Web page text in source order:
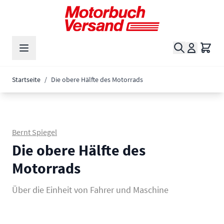
Zum Inhalt springen
Suche
Startseite / Die obere Hälfte des Motorrads
Bernt Spiegel
Die obere Hälfte des
Motorrads
Über die Einheit von Fahrer und Maschine